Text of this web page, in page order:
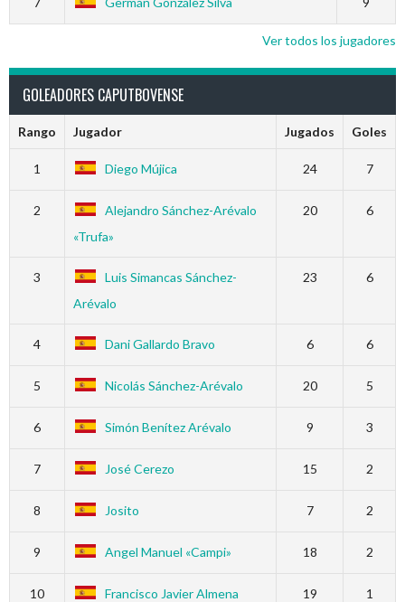
Ver todos los jugadores
GOLEADORES CAPUTBOVENSE
Rango Jugador Jugados Goles
1 Diego Mújica 24 7
2
Alejandro Sánchez-Arévalo
«Trufa»
20 6
3
Luis Simancas Sánchez-
Arévalo
23 6
4 Dani Gallardo Bravo 6 6
5 Nicolás Sánchez-Arévalo 20 5
6 Simón Benítez Arévalo 9 3
7 José Cerezo 15 2
8 Josito 7 2
9 Angel Manuel «Campi» 18 2
10
Francisco Javier Almena
19 1